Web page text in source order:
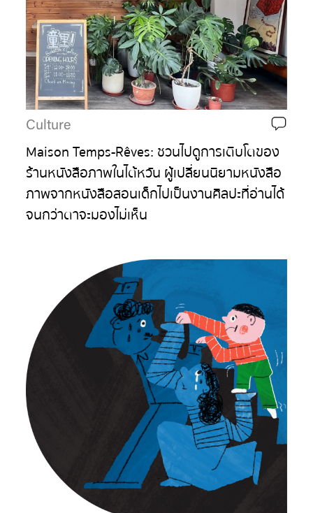
Culture
Maison Temps-Rêves: ชวนไปดูการเติบโตของ
ร้านหนังสือภาพในไต้หวัน ผู้เปลี่ยนนิยามหนังสือ
ภาพจากหนังสือสอนเด็กไปเป็นงานศิลปะที่อ่านได้
จนกว่าตาจะมองไม่เห็น